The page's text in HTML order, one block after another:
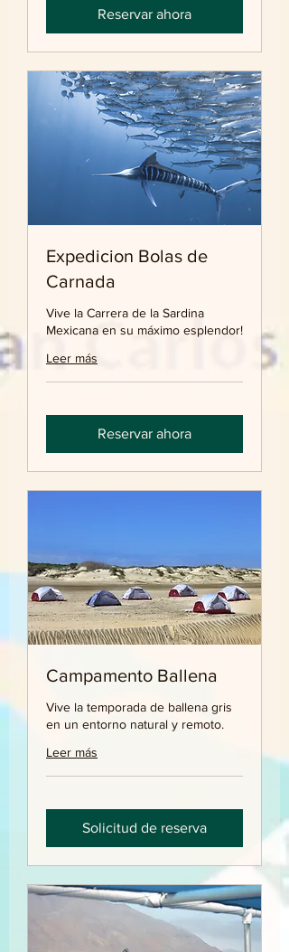
Reservar ahora
Expedicion Bolas de
Carnada
Vive la Carrera de la Sardina
Mexicana en su máximo esplendor!
Leer más
Reservar ahora
Campamento Ballena
Vive la temporada de ballena gris
en un entorno natural y remoto.
Leer más
Solicitud de reserva